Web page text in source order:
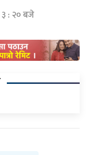
३ : २० बजे